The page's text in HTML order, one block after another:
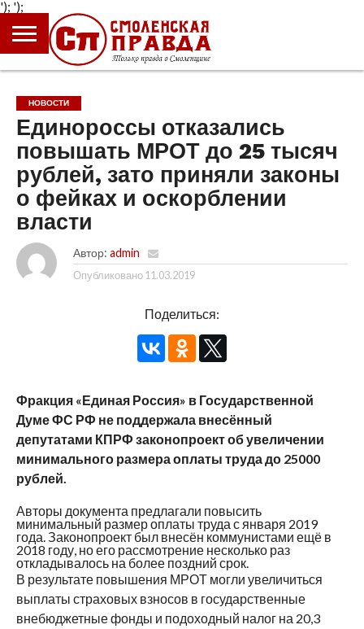
');
ГЛАВНАЯ
НОВОСТИ
ПРОИСШЕСТВИЯ
ПОЛИТИКА
КУЛЬТУРА
ЭКОНОМИКА
ОБЩЕСТВО
БЛОГИ
НОВОСТИ
Единороссы отказались
повышать МРОТ до 25 тысяч
рублей, зато приняли законы
о фейках и оскорблении
власти
Автор: admin
Опубликовано 11.03.2019
Поделиться:
Фракция «Единая Россия» в Государственной
Думе ФС РФ не поддержала внесённый
депутатами КПРФ законопроект об увеличении
минимального размера оплаты труда до 25000
рублей.
Авторы документа предлагали повысить
минимальный размер оплаты труда с января 2019
года. Законопроект был внесён коммунистами ещё в
2018 году, но его рассмотрение несколько раз
откладывалось на более поздний срок.
В результате повышения МРОТ могли увеличиться
выплаты страховых взносов в государственные
внебюджетные фонды и подоходный налог на 20,3
');